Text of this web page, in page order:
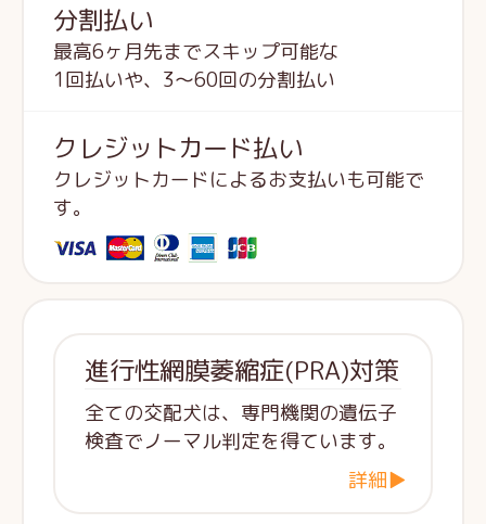
分割払い
最高6ヶ月先までスキップ可能な
1回払いや、3～60回の分割払い
クレジットカード払い
クレジットカードによるお支払いも可能で
す。
進行性網膜萎縮症(PRA)対策
全ての交配犬は、専門機関の遺伝子
検査でノーマル判定を得ています。
詳細▶